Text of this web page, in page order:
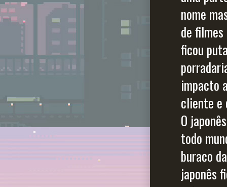
nome
de
ficou
impacto
cliente e
O
todo
buraco
japonês